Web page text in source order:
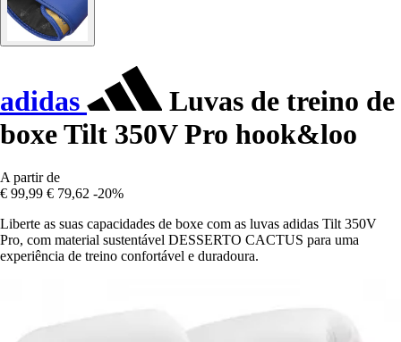
adidas
Luvas de treino de
boxe Tilt 350V Pro hook&loo
A partir de
€ 99,99 € 79,62 -20%
Liberte as suas capacidades de boxe com as luvas adidas Tilt 350V
Pro, com material sustentável DESSERTO CACTUS para uma
experiência de treino confortável e duradoura.